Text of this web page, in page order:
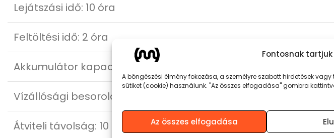
Fontosnak
A böngészési élmény fokozása, a személyre szabott hirdetések
sütiket (cookie) használunk. "Az összes elfogadása" gombra
Az összes elfogadása
Lejátszási idő: 10 óra
Feltöltési idő: 2 óra
Akkumulátor kapacitás: 3.7V/1200 mAh
Vízállósági besorolás: IPX7
Átviteli távolság: 10 m